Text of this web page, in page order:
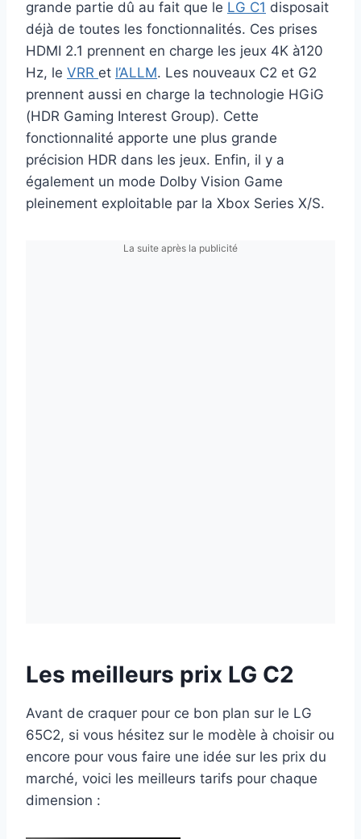
grande partie dû au fait que le LG C1 disposait
déjà de toutes les fonctionnalités. Ces prises
HDMI 2.1 prennent en charge les jeux 4K à120
Hz, le VRR et l’ALLM. Les nouveaux C2 et G2
prennent aussi en charge la technologie HGiG
(HDR Gaming Interest Group). Cette
fonctionnalité apporte une plus grande
précision HDR dans les jeux. Enfin, il y a
également un mode Dolby Vision Game
pleinement exploitable par la Xbox Series X/S.
La suite après la publicité
Les meilleurs prix LG C2
Avant de craquer pour ce bon plan sur le LG
65C2, si vous hésitez sur le modèle à choisir ou
encore pour vous faire une idée sur les prix du
marché, voici les meilleurs tarifs pour chaque
dimension :